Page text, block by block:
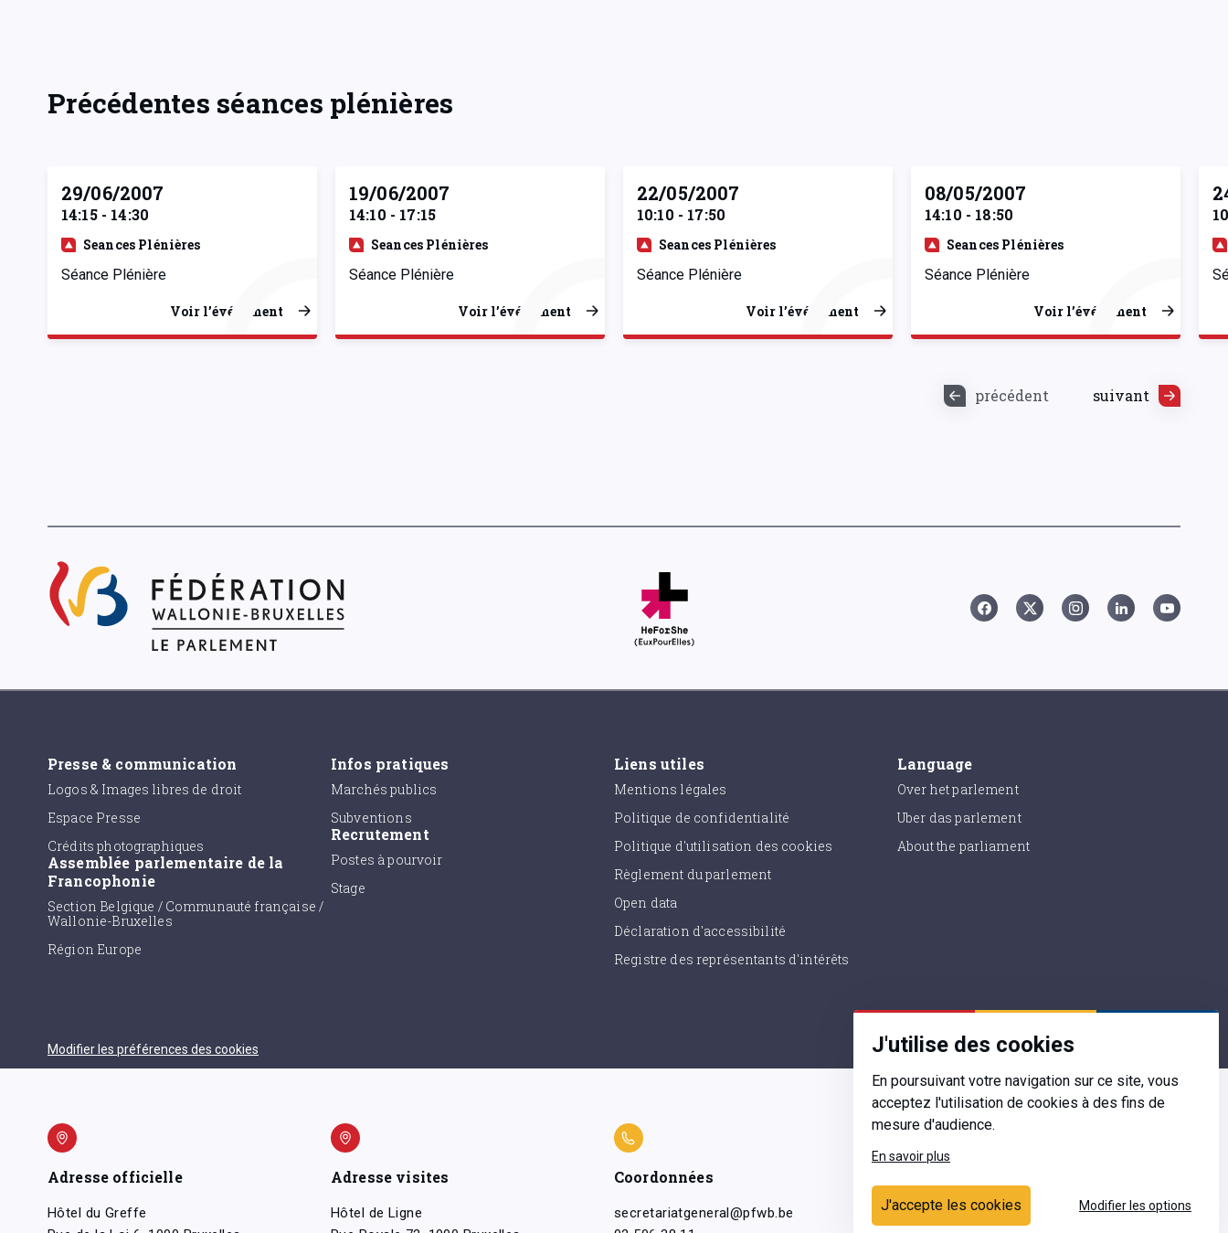
J'utilise des cookies
En poursuivant votre navigation sur ce site, vous
acceptez l'utilisation de cookies à des fins de
mesure d'audience.
En savoir plus
J'accepte les cookies Modifier les options
Précédentes séances plénières
29/06/2007
14:15 - 14:30
Seances Plénières
Séance Plénière
Voir l’événement
19/06/2007
14:10 - 17:15
Seances Plénières
Séance Plénière
Voir l’événement
22/05/2007
10:10 - 17:50
Seances Plénières
Séance Plénière
Voir l’événement
08/05/2007
14:10 - 18:50
Seances Plénières
Séance Plénière
Voir l’événement
précédent suivant
Presse & communication
Logos & Images libres de droit
Espace Presse
Crédits photographiques
Assemblée parlementaire de la
Francophonie
Section Belgique / Communauté française /
Wallonie-Bruxelles
Région Europe
Infos pratiques
Marchés publics
Subventions
Recrutement
Postes à pourvoir
Stage
Liens utiles
Mentions légales
Politique de confidentialité
Politique d'utilisation des cookies
Règlement du parlement
Open data
Déclaration d'accessibilité
Registre des représentants d'intérêts
Language
Over het parlement
Uber das parlement
About the parliament
Modifier les préférences des cookies
Adresse officielle
Hôtel du Greffe
Adresse visites
Hôtel de Ligne
Coordonnées
secretariatgeneral@pfwb.be
Ecrivez-nous